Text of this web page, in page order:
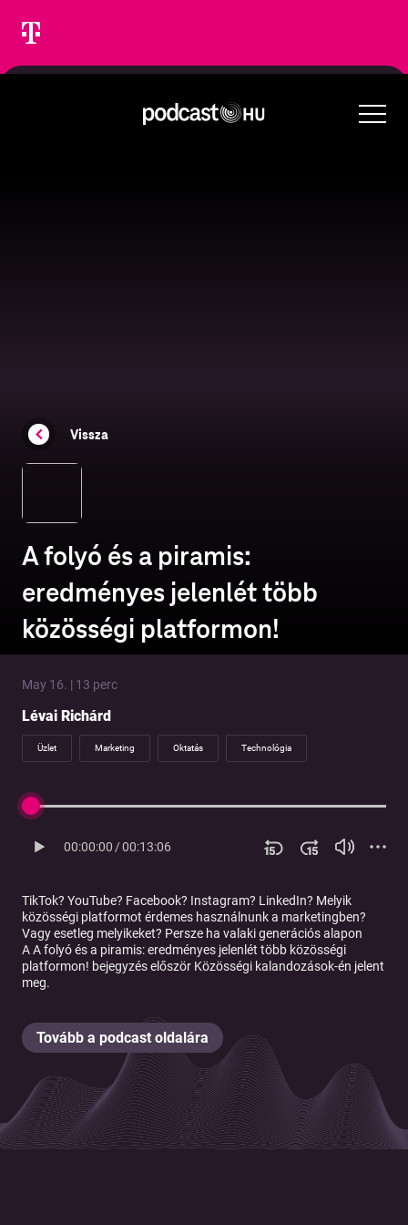
Vissza
A folyó és a piramis:
eredményes jelenlét több
közösségi platformon!
May 16. | 13 perc
Lévai Richárd
Üzlet Marketing Oktatás Technológia
00:00:00/00:13:06
TikTok? YouTube? Facebook? Instagram? LinkedIn? Melyik
közösségi platformot érdemes használnunk a marketingben?
Vagy esetleg melyikeket? Persze ha valaki generációs alapon
AA folyó és a piramis: eredményes jelenlét több közösségi
platformon! bejegyzés először Közösségi kalandozások-én jelent
meg.
Tovább a podcast oldalára